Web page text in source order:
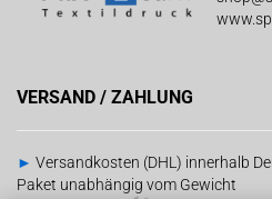
VERSAND / ZAHLUNG
► Versandkosten (DHL) innerhalb
Paket unabhängig vom Gewicht